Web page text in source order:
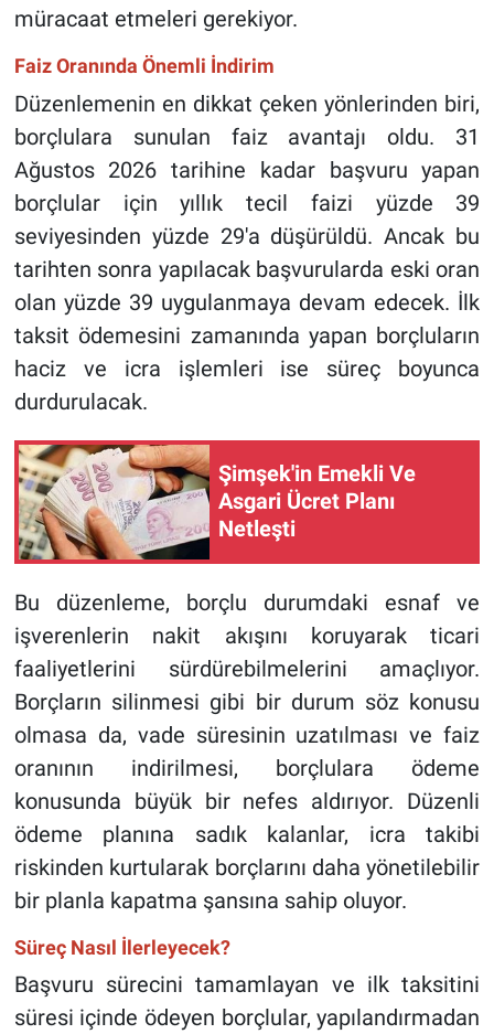
müracaat etmeleri gerekiyor.
Faiz Oranında Önemli İndirim
Düzenlemenin en dikkat çeken yönlerinden biri,
borçlulara sunulan faiz avantajı oldu. 31
Ağustos 2026 tarihine kadar başvuru yapan
borçlular için yıllık tecil faizi yüzde 39
seviyesinden yüzde 29'a düşürüldü. Ancak bu
tarihten sonra yapılacak başvurularda eski oran
olan yüzde 39 uygulanmaya devam edecek. İlk
taksit ödemesini zamanında yapan borçluların
haciz ve icra işlemleri ise süreç boyunca
durdurulacak.
Şimşek'in Emekli Ve
Asgari Ücret Planı
Netleşti
Bu düzenleme, borçlu durumdaki esnaf ve
işverenlerin nakit akışını koruyarak ticari
faaliyetlerini sürdürebilmelerini amaçlıyor.
Borçların silinmesi gibi bir durum söz konusu
olmasa da, vade süresinin uzatılması ve faiz
oranının indirilmesi, borçlulara ödeme
konusunda büyük bir nefes aldırıyor. Düzenli
ödeme planına sadık kalanlar, icra takibi
riskinden kurtularak borçlarını daha yönetilebilir
bir planla kapatma şansına sahip oluyor.
Süreç Nasıl İlerleyecek?
Başvuru sürecini tamamlayan ve ilk taksitini
süresi içinde ödeyen borçlular, yapılandırmadan